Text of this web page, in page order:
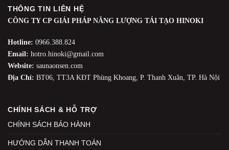
THÔNG TIN LIÊN HỆ
CÔNG TY CP GIẢI PHÁP NĂNG LƯỢNG TÁI TẠO HINOKI
Hotline: 0966.388.824
Email: hotro.hinoki@gmail.com
Website: saunaonsen.com
Địa Chỉ: BT06, TT3A KĐT Phùng Khoang, P. Thanh Xuân, TP. Hà Nội
CHÍNH SÁCH & HỖ TRỢ
CHÍNH SÁCH BẢO HÀNH
HƯỚNG DẪN THANH TOÁN